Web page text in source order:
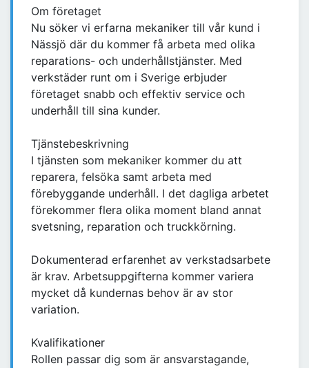
Om företaget
Nu söker vi erfarna mekaniker till vår kund i
Nässjö där du kommer få arbeta med olika
reparations- och underhållstjänster. Med
verkstäder runt om i Sverige erbjuder
företaget snabb och effektiv service och
underhåll till sina kunder.
Tjänstebeskrivning
I tjänsten som mekaniker kommer du att
reparera, felsöka samt arbeta med
förebyggande underhåll. I det dagliga arbetet
förekommer flera olika moment bland annat
svetsning, reparation och truckkörning.
Dokumenterad erfarenhet av verkstadsarbete
är krav. Arbetsuppgifterna kommer variera
mycket då kundernas behov är av stor
variation.
Kvalifikationer
Rollen passar dig som är ansvarstagande,